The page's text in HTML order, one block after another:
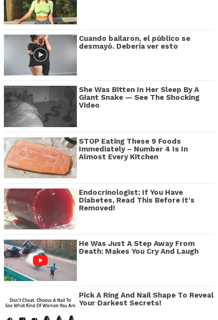
Cuando bailaron, el público se
desmayó. Debería ver esto
She Was Bitten In Her Sleep By A
Giant Snake — See The Shocking
Video
STOP Eating These 9 Foods
Immediately – Number 4 Is In
Almost Every Kitchen
Endocrinologist: If You Have
Diabetes, Read This Before It's
Removed!
He Was Just A Step Away From
Death: Makes You Cry And Laugh
Pick A Ring And Nail Shape To Reveal
Your Darkest Secrets!